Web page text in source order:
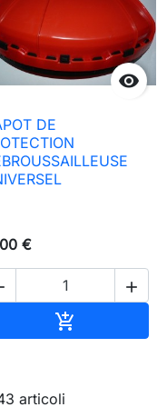

DE
€


articoli